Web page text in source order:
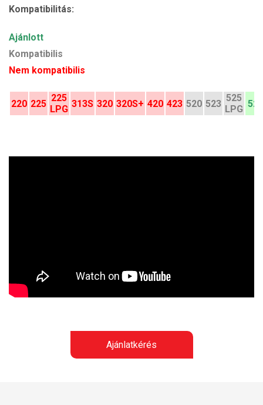
Kompatibilitás:
Ajánlott
Kompatibilis
Nem kompatibilis
220 225 225
LPG 313S 320 320S+ 420 423 520 523 525
LPG 528
Ajánlatkérés